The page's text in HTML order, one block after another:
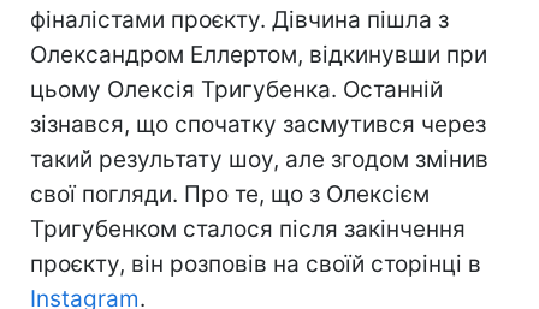
фіналістами проєкту. Дівчина пішла з
Олександром Еллертом, відкинувши при
цьому Олексія Тригубенка. Останній
зізнався, що спочатку засмутився через
такий результату шоу, але згодом змінив
свої погляди. Про те, що з Олексієм
Тригубенком сталося після закінчення
проєкту, він розповів на своїй сторінці в
Instagram.